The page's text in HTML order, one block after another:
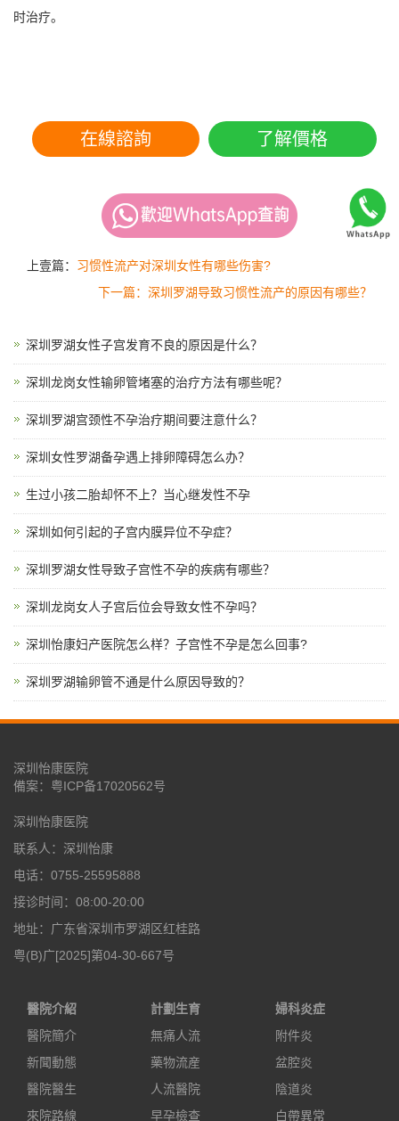
时治疗。
在線諮詢 了解價格
上壹篇： 习惯性流产对深圳女性有哪些伤害?
下一篇：深圳罗湖导致习惯性流产的原因有哪些？
深圳罗湖女性子宫发育不良的原因是什么？
深圳龙岗女性输卵管堵塞的治疗方法有哪些呢？
深圳罗湖宫颈性不孕治疗期间要注意什么？
深圳女性罗湖备孕遇上排卵障碍怎么办？
生过小孩二胎却怀不上？当心继发性不孕
深圳如何引起的子宫内膜异位不孕症？
深圳罗湖女性导致子宫性不孕的疾病有哪些？
深圳龙岗女人子宫后位会导致女性不孕吗？
深圳怡康妇产医院怎么样？子宫性不孕是怎么回事?
深圳罗湖输卵管不通是什么原因导致的？
深圳怡康医院
備案： 粤ICP备17020562号
深圳怡康医院
联系人：深圳怡康
电话：0755-25595888
接诊时间：08:00-20:00
地址：广东省深圳市罗湖区红桂路
粤(B)广[2025]第04-30-667号
醫院介紹
醫院簡介
新聞動態
醫院醫生
來院路線
計劃生育
無痛人流
藥物流産
人流醫院
早孕檢查
婦科炎症
附件炎
盆腔炎
陰道炎
白帶異常